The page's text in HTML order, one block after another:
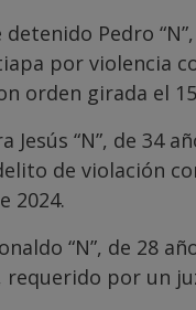
Pedro
por violencia
orden girada el
Jesús “N”, de 34
de violación
2024.
“N”, de 28
por un